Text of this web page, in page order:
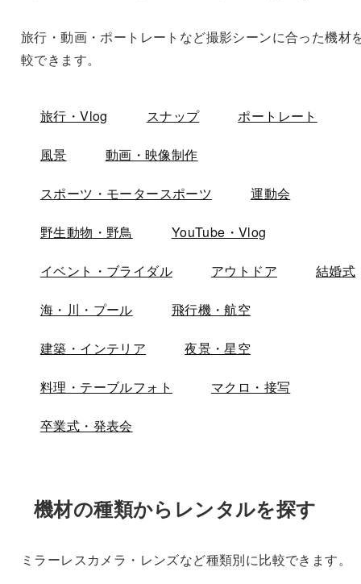
旅行・動画・ポートレートなど撮影シーンに合った機材
較できます。
旅行・Vlog スナップ ポートレート
風景 動画・映像制作
スポーツ・モータースポーツ 運動会
野生動物・野鳥 YouTube・Vlog
イベント・ブライダル アウトドア 結婚式
海・川・プール 飛行機・航空
建築・インテリア 夜景・星空
料理・テーブルフォト マクロ・接写
卒業式・発表会
機材の種類からレンタルを探す
ミラーレスカメラ・レンズなど種類別に比較できます。